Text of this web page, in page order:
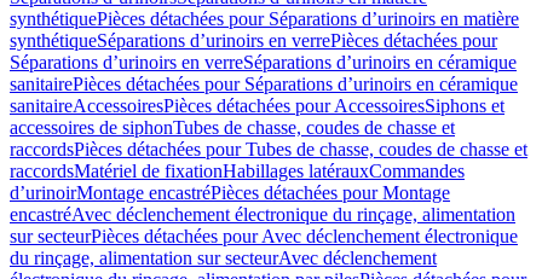
synthétiquePièces détachées pour Séparations d’urinoirs en matière
synthétiqueSéparations d’urinoirs en verrePièces détachées pour
Séparations d’urinoirs en verreSéparations d’urinoirs en céramique
sanitairePièces détachées pour Séparations d’urinoirs en céramique
sanitaireAccessoiresPièces détachées pour AccessoiresSiphons et
accessoires de siphonTubes de chasse, coudes de chasse et
raccordsPièces détachées pour Tubes de chasse, coudes de chasse et
raccordsMatériel de fixationHabillages latérauxCommandes
dʼurinoirMontage encastréPièces détachées pour Montage
encastréAvec déclenchement électronique du rinçage, alimentation
sur secteurPièces détachées pour Avec déclenchement électronique
du rinçage, alimentation sur secteurAvec déclenchement